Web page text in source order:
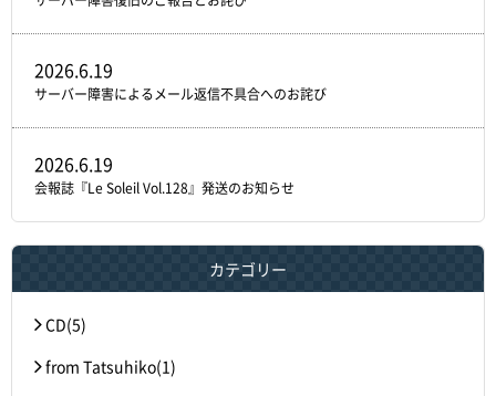
2026.6.19
サーバー障害によるメール返信不具合へのお詫び
2026.6.19
会報誌『Le Soleil Vol.128』発送のお知らせ
カテゴリー
CD(5)
from Tatsuhiko(1)